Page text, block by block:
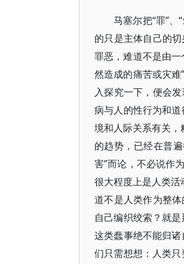
马塞尔把“罪”、
的只是主体自己的
罪恶，难道不是由
然造成的痛苦或灾
入探究一下，便会
病与人的性行为和
境和人际关系有关，
的趋势，已经在普
害”而论，不必说作
很大程度上是人类活
道不是人类作为整
自己编织绞索？就
这类蠢事绝不能归
们只需想想：人类